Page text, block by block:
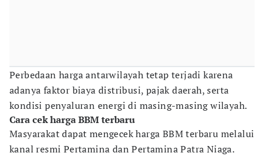
Perbedaan harga antarwilayah tetap terjadi karena
adanya faktor biaya distribusi, pajak daerah, serta
kondisi penyaluran energi di masing-masing wilayah.
Cara cek harga BBM terbaru
Masyarakat dapat mengecek harga BBM terbaru melalui
kanal resmi Pertamina dan Pertamina Patra Niaga.